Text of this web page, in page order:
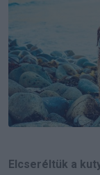
Elcseréltük a